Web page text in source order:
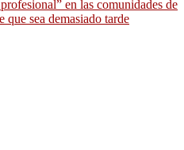
en las comunidades de
que sea demasiado tarde